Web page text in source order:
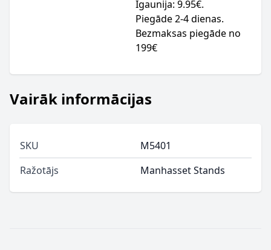
Igaunija: 9.95€.
Piegāde 2-4 dienas.
Bezmaksas piegāde no
199€
Vairāk informācijas
SKU
M5401
Ražotājs
Manhasset Stands